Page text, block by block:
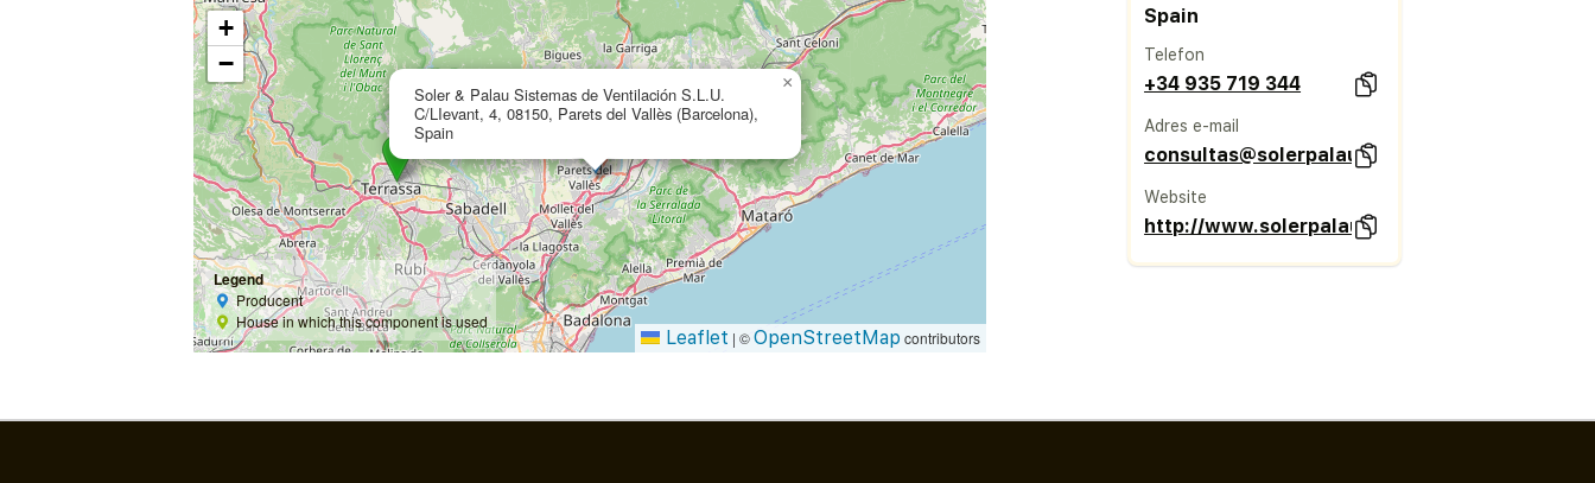
Soler & Palau Sistemas de Ventilación S.L.U.
C/LIevant, 4, 08150, Parets del Vallès (Barcelona),
Spain
×
+
−
Legend
Producent
House in which this component is used
Leaflet | ©OpenStreetMap contributors
Spain
Telefon
+34 935 719 344
Adres e-mail
consultas@solerpalau.com
Website
http://www.solerpalau.com